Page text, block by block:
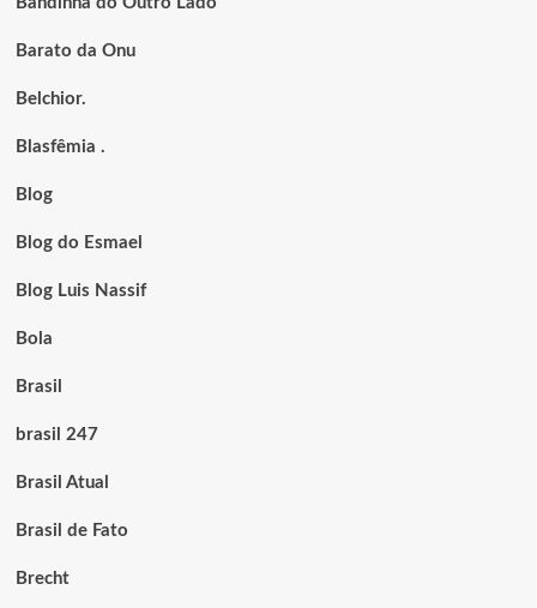
Barato da Onu
Belchior.
Blasfêmia .
Blog
Blog do Esmael
Blog Luis Nassif
Bola
Brasil
brasil 247
Brasil Atual
Brasil de Fato
Brecht